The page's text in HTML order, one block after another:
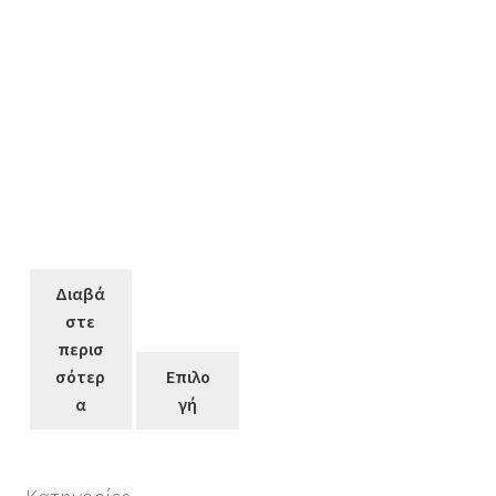
Διαβά
στε
περισ
σότερ
α
Επιλο
γή